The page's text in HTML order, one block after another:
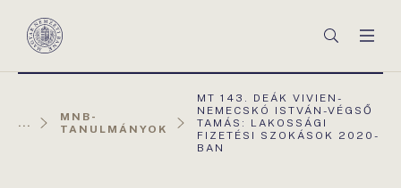
Magyar
Keresés
...
MNB-
TANULMÁNYOK
AKTUÁLIS
OLDAL:
MT 143. DEÁK VIVIEN-
NEMECSKÓ ISTVÁN-VÉGSŐ
TAMÁS: LAKOSSÁGI
FIZETÉSI SZOKÁSOK 2020-
BAN